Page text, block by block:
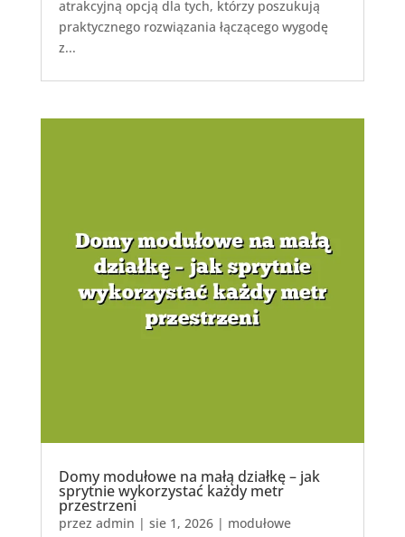
atrakcyjną opcją dla tych, którzy poszukują
praktycznego rozwiązania łączącego wygodę
z...
Domy modułowe na małą działkę – jak
sprytnie wykorzystać każdy metr
przestrzeni
przez admin | sie 1, 2026| modułowe